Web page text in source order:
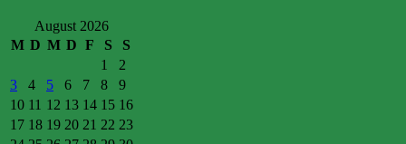
August 2026
M D M D F S
S
1
2
3
4 5 6 7 8
9
10 11 12 13 14 15 16
17 18 19 20 21 22 23